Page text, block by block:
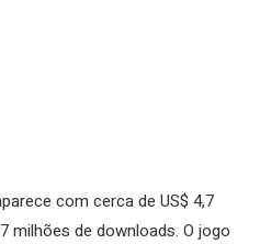
com cerca de US$ 4,7
milhões de downloads. O jogo